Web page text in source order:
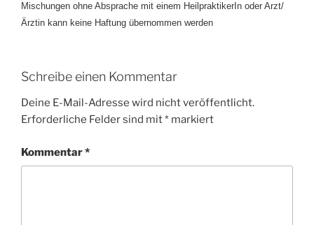
Mischungen ohne Absprache mit einem HeilpraktikerIn oder Arzt/
Ärztin kann keine Haftung übernommen werden
Schreibe einen Kommentar
Deine E-Mail-Adresse wird nicht veröffentlicht.
Erforderliche Felder sind mit* markiert
Kommentar*